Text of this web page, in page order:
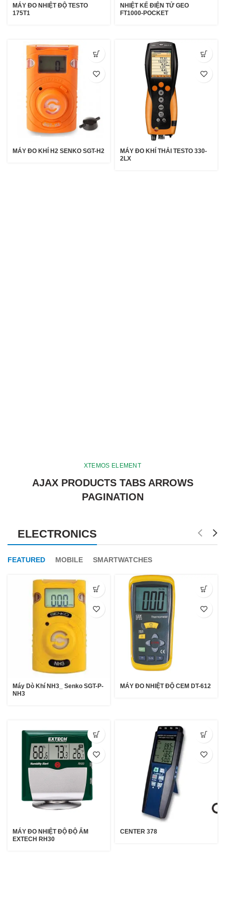
MÁY ĐO NHIỆT ĐỘ TESTO
175T1
NHIỆT KẾ ĐIỆN TỬ GEO
FT1000-POCKET
MÁY ĐO KHÍ H2 SENKO SGT-H2
MÁY ĐO KHÍ THẢI TESTO 330-
2LX
XTEMOS ELEMENT
AJAX PRODUCTS TABS ARROWS
PAGINATION
ELECTRONICS
FEATURED MOBILE SMARTWATCHES
Máy Dò Khí NH3_ Senko SGT-P-
NH3
MÁY ĐO NHIỆT ĐỘ CEM DT-612
MÁY ĐO NHIỆT ĐỘ ĐỘ ẨM
EXTECH RH30
CENTER 378